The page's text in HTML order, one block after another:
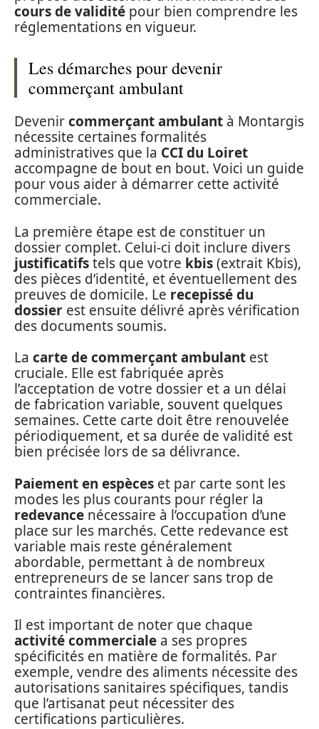
cours de validité pour bien comprendre les
réglementations en vigueur.
Les démarches pour devenir
commerçant ambulant
Devenircommerçant ambulant à Montargis
nécessite certaines formalités
administratives que la CCI du Loiret
accompagne de bout en bout. Voici un guide
pour vous aider à démarrer cette activité
commerciale.
La première étape est de constituer un
dossier complet. Celui-ci doit inclure divers
justificatifstels que votre kbis(extrait Kbis),
des pièces d’identité, et éventuellement des
preuves de domicile. Le recepissé du
dossier est ensuite délivré après vérification
des documents soumis.
La carte de commerçant ambulant est
cruciale. Elle est fabriquée après
l’acceptation de votre dossier et a un délai
de fabrication variable, souvent quelques
semaines. Cette carte doit être renouvelée
périodiquement, et sa durée de validité est
bien précisée lors de sa délivrance.
Paiement en espèces et par carte sont les
modes les plus courants pour régler la
redevance nécessaire à l’occupation d’une
place sur les marchés. Cette redevance est
variable mais reste généralement
abordable, permettant à de nombreux
entrepreneurs de se lancer sans trop de
contraintes financières.
Il est important de noter que chaque
activité commerciale a ses propres
spécificités en matière de formalités. Par
exemple, vendre des aliments nécessite des
autorisations sanitaires spécifiques, tandis
que l’artisanat peut nécessiter des
certifications particulières.